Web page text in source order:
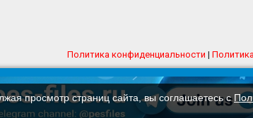
Политика конфиденциальности |
Реклама Карта сайта Карта форума
просмотр страниц сайта, вы соглашаетесь с